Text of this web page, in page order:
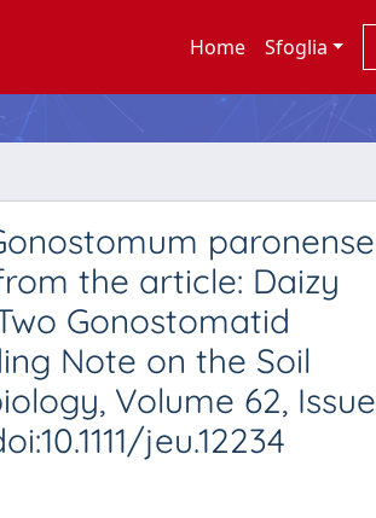
Home Sfoglia
paronense
the article: Daizy
Gonostomatid
Note on the Soil
Volume 62, Issue
jeu.12234